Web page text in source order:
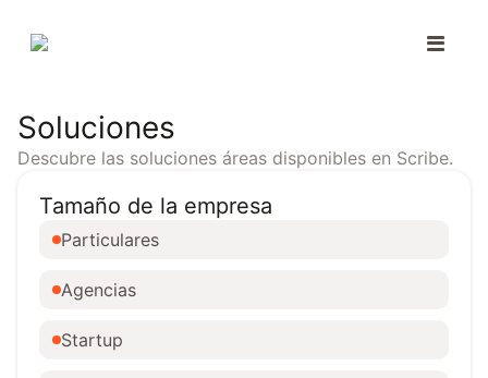
Soluciones
Descubre las soluciones áreas disponibles en Scribe.
Tamaño de la empresa
Particulares
Agencias
Startup